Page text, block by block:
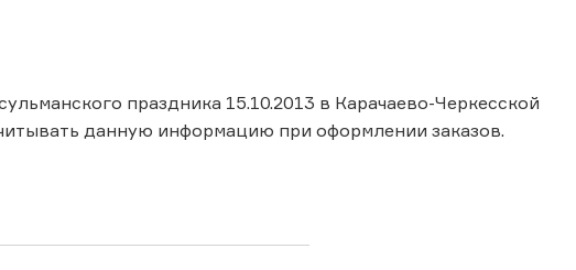
праздника 15.10.2013 в Карачаево-Черкесской
данную информацию при оформлении заказов.